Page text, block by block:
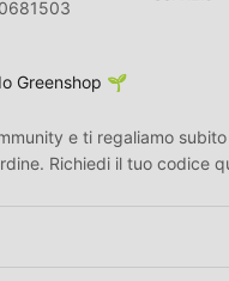
Greenshop 🌱
e ti regaliamo
Richiedi il tuo codice